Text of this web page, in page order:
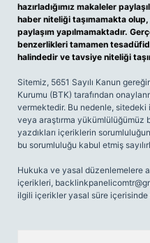
hazırladığımız makaleler
haber niteliği taşımamakta
paylaşım yapılmamaktadır.
benzerlikleri tamamen
halindedir ve tavsiye niteliği
Sitemiz, 5651 Sayılı Kanun
Kurumu (BTK) tarafından
vermektedir. Bu nedenle,
veya araştırma yükümlülüğümüz
yazdıkları içeriklerin
bu sorumluluğu kabul etmiş
Hukuka ve yasal düzenlemelere
içerikleri,
ilgili içerikler yasal süre içerisinde